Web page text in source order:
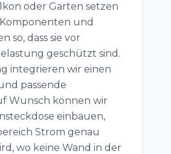
oder Garten setzen
und
so, dass sie vor
geschützt sind.
integrieren wir einen
passende
Wunsch können wir
einbauen,
Strom genau
wo keine Wand in der